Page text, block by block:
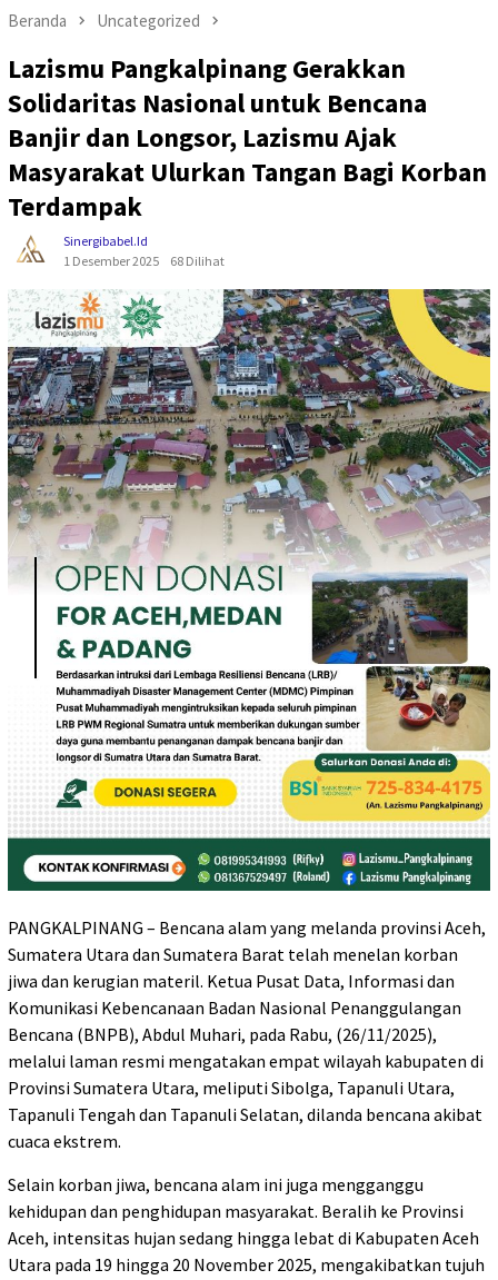
Beranda Uncategorized
Lazismu Pangkalpinang Gerakkan
Solidaritas Nasional untuk Bencana
Banjir dan Longsor, Lazismu Ajak
Masyarakat Ulurkan Tangan Bagi Korban
Terdampak
Sinergibabel.id
1 Desember 2025
68 Dilihat
PANGKALPINANG – Bencana alam yang melanda provinsi Aceh,
Sumatera Utara dan Sumatera Barat telah menelan korban
jiwa dan kerugian materil. Ketua Pusat Data, Informasi dan
Komunikasi Kebencanaan Badan Nasional Penanggulangan
Bencana (BNPB), Abdul Muhari, pada Rabu, (26/11/2025),
melalui laman resmi mengatakan empat wilayah kabupaten di
Provinsi Sumatera Utara, meliputi Sibolga, Tapanuli Utara,
Tapanuli Tengah dan Tapanuli Selatan, dilanda bencana akibat
cuaca ekstrem.
Selain korban jiwa, bencana alam ini juga mengganggu
kehidupan dan penghidupan masyarakat. Beralih ke Provinsi
Aceh, intensitas hujan sedang hingga lebat di Kabupaten Aceh
Utara pada 19 hingga 20 November 2025, mengakibatkan tujuh